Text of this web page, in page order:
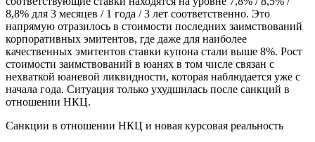
8,8% для 3 месяцев / 1 года / 3 лет соответственно. Это
напрямую отразилось в стоимости последних заимствований
корпоративных эмитентов, где даже для наиболее
качественных эмитентов ставки купона стали выше 8%. Рост
стоимости заимствований в юанях в том числе связан с
нехваткой юаневой ликвидности, которая наблюдается уже с
начала года. Ситуация только ухудшилась после санкций в
отношении НКЦ.
Санкции в отношении НКЦ и новая курсовая реальность